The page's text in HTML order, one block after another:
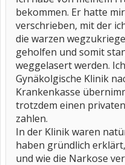
bekommen. Er hatte
verschrieben, mit der
die warzen
geholfen und somit
weggelasert werden.
Gynäkolgische Klinik
Krankenkasse
trotzdem einen
zahlen.
In der Klinik waren
haben gründlich
und wie die Narkose